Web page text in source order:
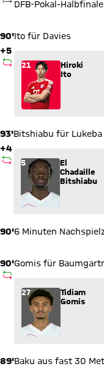
DFB-Pokal-
90'
+5
AUSWECHSLUNG
Ito für Davies
Wechsel: Hiroki Ito
21
Hiroki
Ito
93'
+4
AUSWECHSLUNG
Bitshiabu für Lukeba
Wechsel: El
5
El
Chadaille
Bitshiabu
90'6 Minuten
90'
AUSWECHSLUNG
Gomis für
Wechsel: Tidiam
27
Tidiam
Gomis
89'Baku aus fast 30